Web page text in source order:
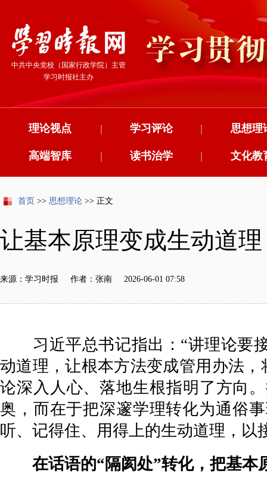
中共中央党校（国家行政学院）主管
学习时报社主办
理论视点 学习评论
| 思想理
|
高端智库 读书治学
| 文化教
|
首页 >> 思想理论 >> 正文
让基本原理变成生动道理
来源：学习时报 作者：张南 2026-06-01 07:58
习近平总书记指出：“讲理论要接
动道理，让根本方法变成管用办法，
论深入人心、落地生根指明了方向
奥，而在于把深邃学理转化为通俗
听、记得住、用得上的生动道理，
在话语的“隔阂处”转化，把基本